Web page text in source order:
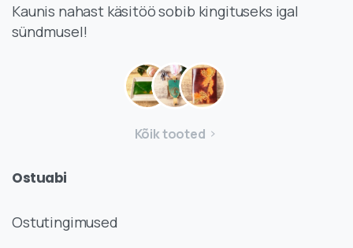
Kaunis nahast käsitöö sobib kingituseks igal
sündmusel!
Kõik tooted
Ostuabi
Ostutingimused